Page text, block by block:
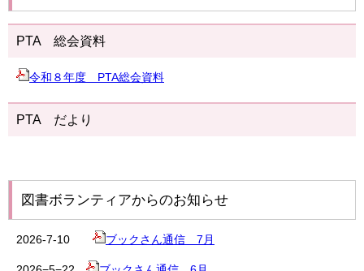
PTA 総会資料
令和８年度 PTA総会資料
PTA だより
図書ボランティアからのお知らせ
2026‐7‐10 ブックさん通信 7月